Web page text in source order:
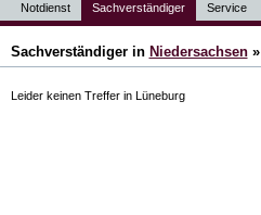
Notdienst Sachverständiger Service
Sachverständiger in Niedersachsen»
Leider keinen Treffer in Lüneburg